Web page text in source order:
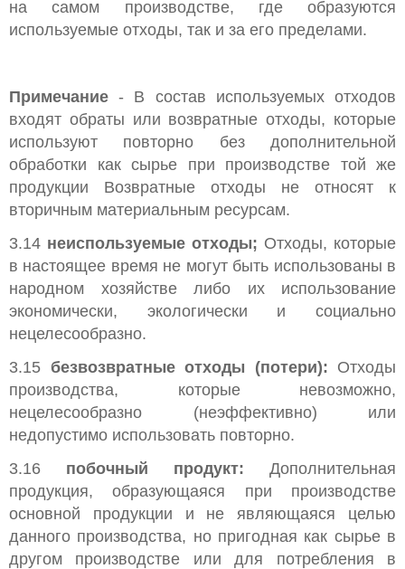
на самом производстве, где образуются
используемые отходы, так и за его пределами.
Примечание - В состав используемых отходов
входят обраты или возвратные отходы, которые
используют повторно без дополнительной
обработки как сырье при производстве той же
продукции Возвратные отходы не относят к
вторичным материальным ресурсам.
3.14 неиспользуемые отходы; Отходы, которые
в настоящее время не могут быть использованы в
народном хозяйстве либо их использование
экономически, экологически и социально
нецелесообразно.
3.15 безвозвратные отходы (потери): Отходы
производства, которые невозможно,
нецелесообразно (неэффективно) или
недопустимо использовать повторно.
3.16 побочный продукт: Дополнительная
продукция, образующаяся при производстве
основной продукции и не являющаяся целью
данного производства, но пригодная как сырье в
другом производстве или для потребления в